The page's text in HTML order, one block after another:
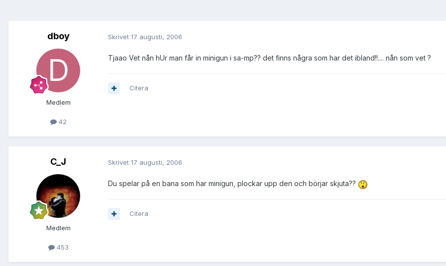
dboy
Medlem
42
Skrivet 17 augusti, 2006
Tjaao Vet nån hUr man får in minigun i sa-mp?? det finns några som har det ibland!!.... nån som vet ?
Citera
C_J
Medlem
453
Skrivet 17 augusti, 2006
Du spelar på en bana som har minigun, plockar upp den och börjar skjuta??
Citera